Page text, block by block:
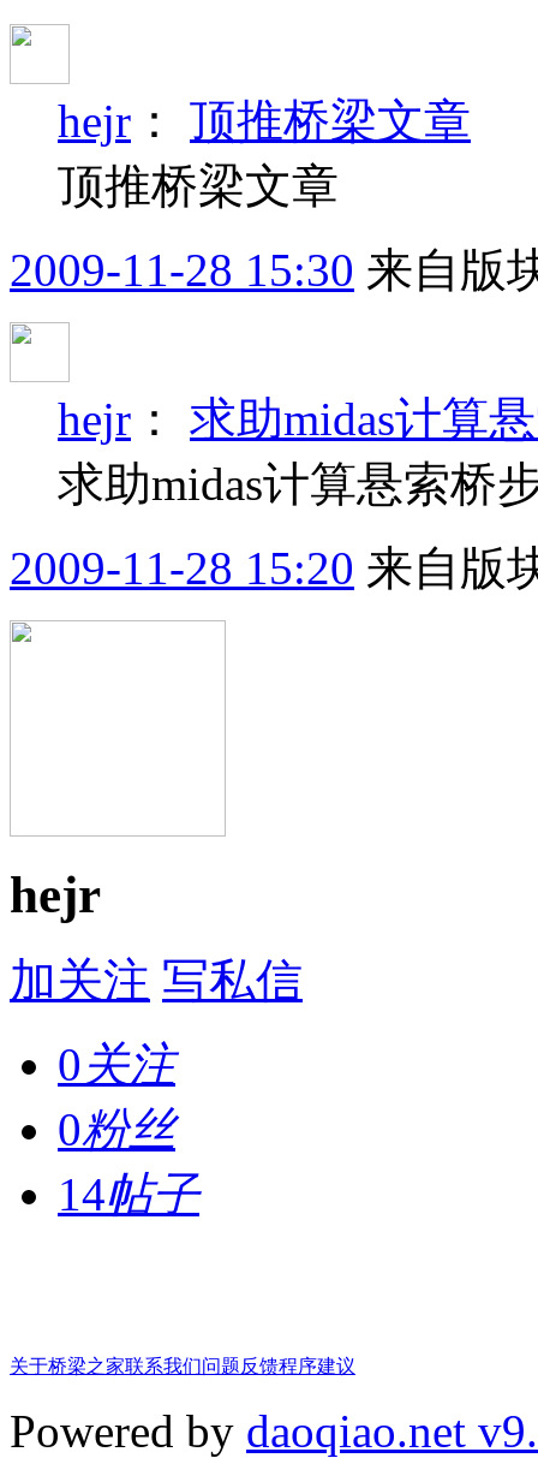
hejr ： 顶推桥梁文章
顶推桥梁文章
2009-11-28 15:30 来自版
hejr ： 求助midas计算
求助midas计算悬索桥
2009-11-28 15:20 来自版
hejr
加关注 写私信
0关注
0粉丝
14帖子
关于桥梁之家联系我们问题反馈程序建议
Powered by daoqiao.net